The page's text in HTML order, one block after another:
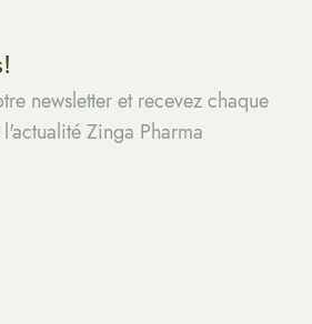
newsletter et recevez chaque
Zinga Pharma